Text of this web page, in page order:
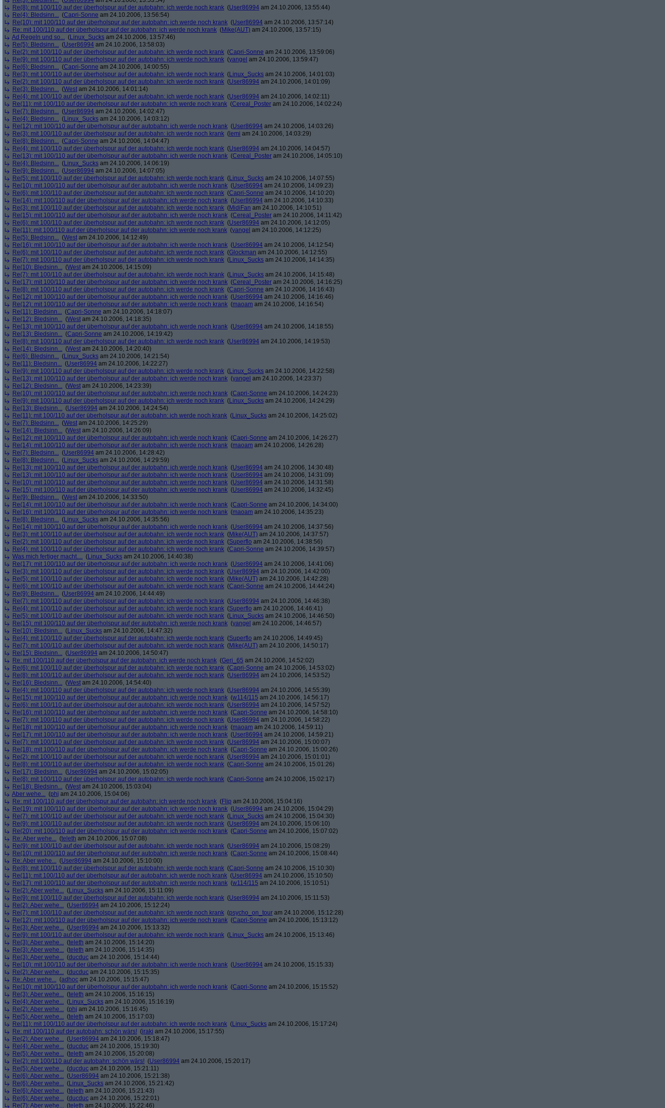
Re(8): mit 100/110 auf der überholspur auf der autobahn: ich werde noch krank (User86994 am 24.10.2006, 13:55:44)
Re(4): Bledsinn... (Capri-Sonne am 24.10.2006, 13:56:54)
Re(10): mit 100/110 auf der überholspur auf der autobahn: ich werde noch krank (User86994 am 24.10.2006, 13:57:14)
Re: mit 100/110 auf der überholspur auf der autobahn: ich werde noch krank (Mike(AUT) am 24.10.2006, 13:57:15)
Ad Regeln und so... (Linux_Sucks am 24.10.2006, 13:57:46)
Re(5): Bledsinn... (User86994 am 24.10.2006, 13:58:03)
Re(2): mit 100/110 auf der überholspur auf der autobahn: ich werde noch krank (Capri-Sonne am 24.10.2006, 13:59:06)
Re(9): mit 100/110 auf der überholspur auf der autobahn: ich werde noch krank (yangel am 24.10.2006, 13:59:47)
Re(6): Bledsinn... (Capri-Sonne am 24.10.2006, 14:00:55)
Re(3): mit 100/110 auf der überholspur auf der autobahn: ich werde noch krank (Linux_Sucks am 24.10.2006, 14:01:03)
Re(2): mit 100/110 auf der überholspur auf der autobahn: ich werde noch krank (User86994 am 24.10.2006, 14:01:09)
Re(3): Bledsinn... (West am 24.10.2006, 14:01:14)
Re(4): mit 100/110 auf der überholspur auf der autobahn: ich werde noch krank (User86994 am 24.10.2006, 14:02:11)
Re(11): mit 100/110 auf der überholspur auf der autobahn: ich werde noch krank (Cereal_Poster am 24.10.2006, 14:02:24)
Re(7): Bledsinn... (User86994 am 24.10.2006, 14:02:47)
Re(4): Bledsinn... (Linux_Sucks am 24.10.2006, 14:03:12)
Re(12): mit 100/110 auf der überholspur auf der autobahn: ich werde noch krank (User86994 am 24.10.2006, 14:03:26)
Re(3): mit 100/110 auf der überholspur auf der autobahn: ich werde noch krank ( lemi am 24.10.2006, 14:03:29)
Re(8): Bledsinn... (Capri-Sonne am 24.10.2006, 14:04:47)
Re(4): mit 100/110 auf der überholspur auf der autobahn: ich werde noch krank (User86994 am 24.10.2006, 14:04:57)
Re(13): mit 100/110 auf der überholspur auf der autobahn: ich werde noch krank (Cereal_Poster am 24.10.2006, 14:05:10)
Re(4): Bledsinn... (Linux_Sucks am 24.10.2006, 14:06:19)
Re(9): Bledsinn... (User86994 am 24.10.2006, 14:07:05)
Re(5): mit 100/110 auf der überholspur auf der autobahn: ich werde noch krank (Linux_Sucks am 24.10.2006, 14:07:55)
Re(10): mit 100/110 auf der überholspur auf der autobahn: ich werde noch krank (User86994 am 24.10.2006, 14:09:23)
Re(6): mit 100/110 auf der überholspur auf der autobahn: ich werde noch krank (Capri-Sonne am 24.10.2006, 14:10:20)
Re(14): mit 100/110 auf der überholspur auf der autobahn: ich werde noch krank (User86994 am 24.10.2006, 14:10:33)
Re(3): mit 100/110 auf der überholspur auf der autobahn: ich werde noch krank (MidiFan am 24.10.2006, 14:10:51)
Re(15): mit 100/110 auf der überholspur auf der autobahn: ich werde noch krank (Cereal_Poster am 24.10.2006, 14:11:42)
Re(6): mit 100/110 auf der überholspur auf der autobahn: ich werde noch krank (User86994 am 24.10.2006, 14:12:05)
Re(11): mit 100/110 auf der überholspur auf der autobahn: ich werde noch krank (yangel am 24.10.2006, 14:12:25)
Re(5): Bledsinn... (West am 24.10.2006, 14:12:49)
Re(16): mit 100/110 auf der überholspur auf der autobahn: ich werde noch krank (User86994 am 24.10.2006, 14:12:54)
Re(6): mit 100/110 auf der überholspur auf der autobahn: ich werde noch krank (Glockman am 24.10.2006, 14:12:55)
Re(7): mit 100/110 auf der überholspur auf der autobahn: ich werde noch krank (Linux_Sucks am 24.10.2006, 14:14:35)
Re(10): Bledsinn... (West am 24.10.2006, 14:15:09)
Re(7): mit 100/110 auf der überholspur auf der autobahn: ich werde noch krank (Linux_Sucks am 24.10.2006, 14:15:48)
Re(17): mit 100/110 auf der überholspur auf der autobahn: ich werde noch krank (Cereal_Poster am 24.10.2006, 14:16:25)
Re(8): mit 100/110 auf der überholspur auf der autobahn: ich werde noch krank (Capri-Sonne am 24.10.2006, 14:16:43)
Re(12): mit 100/110 auf der überholspur auf der autobahn: ich werde noch krank (User86994 am 24.10.2006, 14:16:46)
Re(12): mit 100/110 auf der überholspur auf der autobahn: ich werde noch krank (maoam am 24.10.2006, 14:16:54)
Re(11): Bledsinn... (Capri-Sonne am 24.10.2006, 14:18:07)
Re(12): Bledsinn... (West am 24.10.2006, 14:18:35)
Re(13): mit 100/110 auf der überholspur auf der autobahn: ich werde noch krank (User86994 am 24.10.2006, 14:18:55)
Re(13): Bledsinn... (Capri-Sonne am 24.10.2006, 14:19:42)
Re(8): mit 100/110 auf der überholspur auf der autobahn: ich werde noch krank (User86994 am 24.10.2006, 14:19:53)
Re(14): Bledsinn... (West am 24.10.2006, 14:20:40)
Re(6): Bledsinn... (Linux_Sucks am 24.10.2006, 14:21:54)
Re(11): Bledsinn... (User86994 am 24.10.2006, 14:22:27)
Re(9): mit 100/110 auf der überholspur auf der autobahn: ich werde noch krank (Linux_Sucks am 24.10.2006, 14:22:58)
Re(13): mit 100/110 auf der überholspur auf der autobahn: ich werde noch krank (yangel am 24.10.2006, 14:23:37)
Re(12): Bledsinn... (West am 24.10.2006, 14:23:39)
Re(10): mit 100/110 auf der überholspur auf der autobahn: ich werde noch krank (Capri-Sonne am 24.10.2006, 14:24:23)
Re(9): mit 100/110 auf der überholspur auf der autobahn: ich werde noch krank (Linux_Sucks am 24.10.2006, 14:24:29)
Re(13): Bledsinn... (User86994 am 24.10.2006, 14:24:54)
Re(11): mit 100/110 auf der überholspur auf der autobahn: ich werde noch krank (Linux_Sucks am 24.10.2006, 14:25:02)
Re(7): Bledsinn... (West am 24.10.2006, 14:25:29)
Re(14): Bledsinn... (West am 24.10.2006, 14:26:09)
Re(12): mit 100/110 auf der überholspur auf der autobahn: ich werde noch krank (Capri-Sonne am 24.10.2006, 14:26:27)
Re(14): mit 100/110 auf der überholspur auf der autobahn: ich werde noch krank (maoam am 24.10.2006, 14:26:28)
Re(7): Bledsinn... (User86994 am 24.10.2006, 14:28:42)
Re(8): Bledsinn... (Linux_Sucks am 24.10.2006, 14:29:59)
Re(13): mit 100/110 auf der überholspur auf der autobahn: ich werde noch krank (User86994 am 24.10.2006, 14:30:48)
Re(13): mit 100/110 auf der überholspur auf der autobahn: ich werde noch krank (User86994 am 24.10.2006, 14:31:09)
Re(10): mit 100/110 auf der überholspur auf der autobahn: ich werde noch krank (User86994 am 24.10.2006, 14:31:58)
Re(15): mit 100/110 auf der überholspur auf der autobahn: ich werde noch krank (User86994 am 24.10.2006, 14:32:45)
Re(9): Bledsinn... (West am 24.10.2006, 14:33:50)
Re(14): mit 100/110 auf der überholspur auf der autobahn: ich werde noch krank (Capri-Sonne am 24.10.2006, 14:34:00)
Re(16): mit 100/110 auf der überholspur auf der autobahn: ich werde noch krank (maoam am 24.10.2006, 14:35:23)
Re(8): Bledsinn... (Linux_Sucks am 24.10.2006, 14:35:56)
Re(14): mit 100/110 auf der überholspur auf der autobahn: ich werde noch krank (User86994 am 24.10.2006, 14:37:56)
Re(3): mit 100/110 auf der überholspur auf der autobahn: ich werde noch krank (Mike(AUT) am 24.10.2006, 14:37:57)
Re(2): mit 100/110 auf der überholspur auf der autobahn: ich werde noch krank (Superflo am 24.10.2006, 14:38:56)
Re(4): mit 100/110 auf der überholspur auf der autobahn: ich werde noch krank (Capri-Sonne am 24.10.2006, 14:39:57)
Was mich fertiger macht.... (Linux_Sucks am 24.10.2006, 14:40:38)
Re(17): mit 100/110 auf der überholspur auf der autobahn: ich werde noch krank (User86994 am 24.10.2006, 14:41:06)
Re(3): mit 100/110 auf der überholspur auf der autobahn: ich werde noch krank (User86994 am 24.10.2006, 14:42:00)
Re(5): mit 100/110 auf der überholspur auf der autobahn: ich werde noch krank (Mike(AUT) am 24.10.2006, 14:42:28)
Re(6): mit 100/110 auf der überholspur auf der autobahn: ich werde noch krank (Capri-Sonne am 24.10.2006, 14:44:24)
Re(9): Bledsinn... (User86994 am 24.10.2006, 14:44:49)
Re(7): mit 100/110 auf der überholspur auf der autobahn: ich werde noch krank (User86994 am 24.10.2006, 14:46:38)
Re(4): mit 100/110 auf der überholspur auf der autobahn: ich werde noch krank (Superflo am 24.10.2006, 14:46:41)
Re(5): mit 100/110 auf der überholspur auf der autobahn: ich werde noch krank (Linux_Sucks am 24.10.2006, 14:46:50)
Re(15): mit 100/110 auf der überholspur auf der autobahn: ich werde noch krank (yangel am 24.10.2006, 14:46:57)
Re(10): Bledsinn... (Linux_Sucks am 24.10.2006, 14:47:32)
Re(4): mit 100/110 auf der überholspur auf der autobahn: ich werde noch krank (Superflo am 24.10.2006, 14:49:45)
Re(7): mit 100/110 auf der überholspur auf der autobahn: ich werde noch krank (Mike(AUT) am 24.10.2006, 14:50:17)
Re(15): Bledsinn... (User86994 am 24.10.2006, 14:50:47)
Re: mit 100/110 auf der überholspur auf der autobahn: ich werde noch krank (Geri_65 am 24.10.2006, 14:52:02)
Re(6): mit 100/110 auf der überholspur auf der autobahn: ich werde noch krank (Capri-Sonne am 24.10.2006, 14:53:02)
Re(8): mit 100/110 auf der überholspur auf der autobahn: ich werde noch krank (User86994 am 24.10.2006, 14:53:52)
Re(16): Bledsinn... (West am 24.10.2006, 14:54:40)
Re(4): mit 100/110 auf der überholspur auf der autobahn: ich werde noch krank (User86994 am 24.10.2006, 14:55:39)
Re(15): mit 100/110 auf der überholspur auf der autobahn: ich werde noch krank (w114/115 am 24.10.2006, 14:56:17)
Re(6): mit 100/110 auf der überholspur auf der autobahn: ich werde noch krank (User86994 am 24.10.2006, 14:57:52)
Re(16): mit 100/110 auf der überholspur auf der autobahn: ich werde noch krank (Capri-Sonne am 24.10.2006, 14:58:10)
Re(7): mit 100/110 auf der überholspur auf der autobahn: ich werde noch krank (User86994 am 24.10.2006, 14:58:22)
Re(18): mit 100/110 auf der überholspur auf der autobahn: ich werde noch krank (maoam am 24.10.2006, 14:59:11)
Re(17): mit 100/110 auf der überholspur auf der autobahn: ich werde noch krank (User86994 am 24.10.2006, 14:59:21)
Re(7): mit 100/110 auf der überholspur auf der autobahn: ich werde noch krank (User86994 am 24.10.2006, 15:00:07)
Re(18): mit 100/110 auf der überholspur auf der autobahn: ich werde noch krank (Capri-Sonne am 24.10.2006, 15:00:26)
Re(2): mit 100/110 auf der überholspur auf der autobahn: ich werde noch krank (User86994 am 24.10.2006, 15:01:01)
Re(8): mit 100/110 auf der überholspur auf der autobahn: ich werde noch krank (Capri-Sonne am 24.10.2006, 15:01:26)
Re(17): Bledsinn... (User86994 am 24.10.2006, 15:02:05)
Re(8): mit 100/110 auf der überholspur auf der autobahn: ich werde noch krank (Capri-Sonne am 24.10.2006, 15:02:17)
Re(18): Bledsinn... (West am 24.10.2006, 15:03:04)
Aber wehe... (phj am 24.10.2006, 15:04:06)
Re: mit 100/110 auf der überholspur auf der autobahn: ich werde noch krank (Flip am 24.10.2006, 15:04:16)
Re(19): mit 100/110 auf der überholspur auf der autobahn: ich werde noch krank (User86994 am 24.10.2006, 15:04:29)
Re(7): mit 100/110 auf der überholspur auf der autobahn: ich werde noch krank (Linux_Sucks am 24.10.2006, 15:04:30)
Re(9): mit 100/110 auf der überholspur auf der autobahn: ich werde noch krank (User86994 am 24.10.2006, 15:06:10)
Re(20): mit 100/110 auf der überholspur auf der autobahn: ich werde noch krank (Capri-Sonne am 24.10.2006, 15:07:02)
Re: Aber wehe... (teleth am 24.10.2006, 15:07:08)
Re(9): mit 100/110 auf der überholspur auf der autobahn: ich werde noch krank (User86994 am 24.10.2006, 15:08:29)
Re(10): mit 100/110 auf der überholspur auf der autobahn: ich werde noch krank (Capri-Sonne am 24.10.2006, 15:08:44)
Re: Aber wehe... (User86994 am 24.10.2006, 15:10:00)
Re(8): mit 100/110 auf der überholspur auf der autobahn: ich werde noch krank (Capri-Sonne am 24.10.2006, 15:10:30)
Re(11): mit 100/110 auf der überholspur auf der autobahn: ich werde noch krank (User86994 am 24.10.2006, 15:10:50)
Re(17): mit 100/110 auf der überholspur auf der autobahn: ich werde noch krank (w114/115 am 24.10.2006, 15:10:51)
Re(2): Aber wehe... (Linux_Sucks am 24.10.2006, 15:11:09)
Re(9): mit 100/110 auf der überholspur auf der autobahn: ich werde noch krank (User86994 am 24.10.2006, 15:11:53)
Re(2): Aber wehe... (User86994 am 24.10.2006, 15:12:24)
Re(7): mit 100/110 auf der überholspur auf der autobahn: ich werde noch krank (psycho_on_tour am 24.10.2006, 15:12:28)
Re(12): mit 100/110 auf der überholspur auf der autobahn: ich werde noch krank (Capri-Sonne am 24.10.2006, 15:13:12)
Re(3): Aber wehe... (User86994 am 24.10.2006, 15:13:32)
Re(9): mit 100/110 auf der überholspur auf der autobahn: ich werde noch krank (Linux_Sucks am 24.10.2006, 15:13:46)
Re(3): Aber wehe... (teleth am 24.10.2006, 15:14:20)
Re(3): Aber wehe... (teleth am 24.10.2006, 15:14:35)
Re(3): Aber wehe... (ducduc am 24.10.2006, 15:14:44)
Re(10): mit 100/110 auf der überholspur auf der autobahn: ich werde noch krank (User86994 am 24.10.2006, 15:15:33)
Re(2): Aber wehe... (ducduc am 24.10.2006, 15:15:35)
Re: Aber wehe... (adhoc am 24.10.2006, 15:15:47)
Re(10): mit 100/110 auf der überholspur auf der autobahn: ich werde noch krank (Capri-Sonne am 24.10.2006, 15:15:52)
Re(3): Aber wehe... (teleth am 24.10.2006, 15:16:15)
Re(4): Aber wehe... (Linux_Sucks am 24.10.2006, 15:16:19)
Re(2): Aber wehe... (phj am 24.10.2006, 15:16:45)
Re(5): Aber wehe... (teleth am 24.10.2006, 15:17:03)
Re(11): mit 100/110 auf der überholspur auf der autobahn: ich werde noch krank (Linux_Sucks am 24.10.2006, 15:17:24)
Re: mit 100/110 auf der autobahn: schön wärs! (iraki am 24.10.2006, 15:17:55)
Re(2): Aber wehe... (User86994 am 24.10.2006, 15:18:47)
Re(4): Aber wehe... (ducduc am 24.10.2006, 15:19:30)
Re(5): Aber wehe... (teleth am 24.10.2006, 15:20:08)
Re(2): mit 100/110 auf der autobahn: schön wärs! (User86994 am 24.10.2006, 15:20:17)
Re(5): Aber wehe... (ducduc am 24.10.2006, 15:21:11)
Re(6): Aber wehe... (User86994 am 24.10.2006, 15:21:38)
Re(6): Aber wehe... (Linux_Sucks am 24.10.2006, 15:21:42)
Re(6): Aber wehe... (teleth am 24.10.2006, 15:21:43)
Re(6): Aber wehe... (ducduc am 24.10.2006, 15:22:01)
Re(7): Aber wehe... (teleth am 24.10.2006, 15:22:46)